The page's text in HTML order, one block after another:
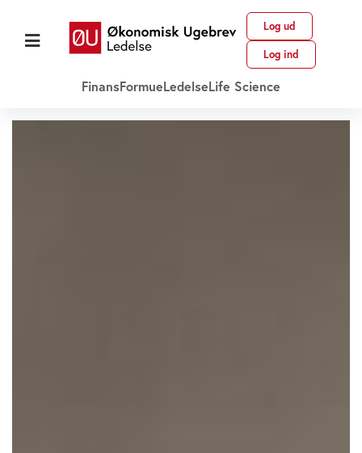
Log ud
Log ind
FinansFormueLedelseLife Science